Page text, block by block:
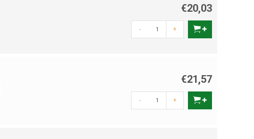
€20,03
- +
€21,57
- +